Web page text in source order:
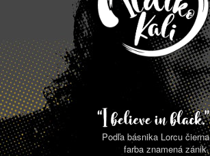
Foto / Video
Kontakt
Podľa básnika Lorcu čierna
farba znamená zánik.